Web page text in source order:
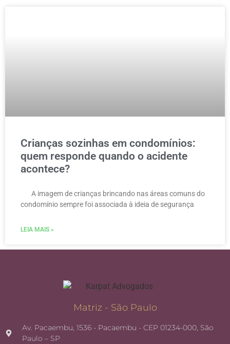
Crianças sozinhas em condomínios:
quem responde quando o acidente
acontece?
A imagem de crianças brincando nas áreas comuns do
condomínio sempre foi associada à ideia de segurança
LEIA MAIS »
Matriz - São Paulo
Av. Pacaembu, 1536 - Pacaembu - CEP 01234-000, São
Paulo – SP